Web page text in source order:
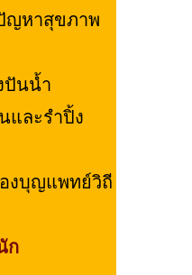
ญหาสุขภาพ
ปันน้ำ
และรำปิ้ง
งบุญแพทย์วิถี
ก